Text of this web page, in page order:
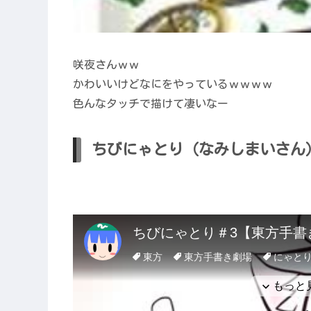
咲夜さんｗｗ
かわいいけどなにをやっているｗｗｗｗ
色んなタッチで描けて凄いなー
ちびにゃとり（なみしまいさん